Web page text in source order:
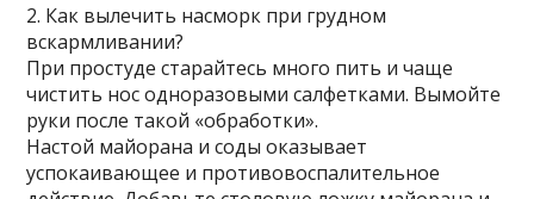
2. Как вылечить насморк при грудном
вскармливании?
При простуде старайтесь много пить и чаще
чистить нос одноразовыми салфетками. Вымойте
руки после такой «обработки».
Настой майорана и соды оказывает
успокаивающее и противовоспалительное